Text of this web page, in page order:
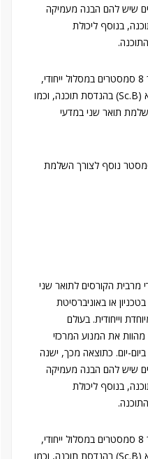
שיש להם הבנה מעמיקה
בנוסף ליכולת
הלימודים בתחום זה מתרחשים למשך 8 סמסטרים במסלול ייחודי,
שמקנה לסטודנטים תואר ראשון מלא (Sc.B) בהנדסת תוכנה, וכמו
תואר שני במדעי
נוסף לצורך השלמת
מרבית הקורסים לתואר שני
או באוניברסיטת
וייחודית. בעולם
מהוות את המנוע המרכזי
יום. כתוצאה מכך, ישנה
שיש להם הבנה מעמיקה
בנוסף ליכולת
הלימודים בתחום זה מתרחשים למשך 8 סמסטרים במסלול ייחודי,
שמקנה לסטודנטים תואר ראשון מלא (Sc.B) בהנדסת תוכנה, וכמו